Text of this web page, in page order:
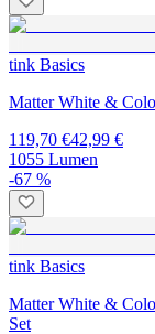
tink Basics
Matter White &
119,70 €42,99 €
1055 Lumen
-67 %
tink Basics
Matter White &
Set